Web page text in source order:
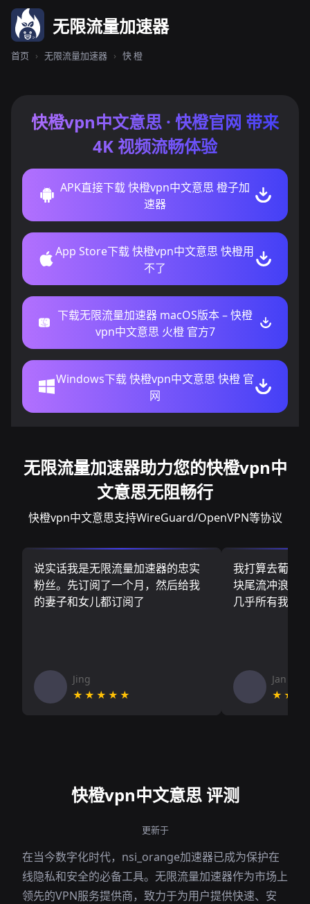
无限流量加速器
首页 › 无限流量加速器 › 快 橙
快橙vpn中文意思 · 快橙官网 带来
4K 视频流畅体验
APK直接下载 快橙vpn中文意思 橙子加
速器
App Store下载 快橙vpn中文意思 快橙用
不了
下载无限流量加速器 macOS版本 – 快橙
vpn中文意思 火橙 官方7
Windows下载 快橙vpn中文意思 快橙 官
网
无限流量加速器助力您的快橙vpn中
文意思无阻畅行
快橙vpn中文意思支持WireGuard/OpenVPN等协议
说实话我是无限流量加速器的忠实
粉丝。先订阅了一个月，然后给我
的妻子和女儿都订阅了
Jing
★★★★★
我打算去葡萄
块尾流冲浪板
几乎所有我需
Jan V
快橙vpn中文意思 评测
更新于
在当今数字化时代，nsi_orange加速器已成为保护在
线隐私和安全的必备工具。无限流量加速器作为市场上
领先的VPN服务提供商，致力于为用户提供快速、安